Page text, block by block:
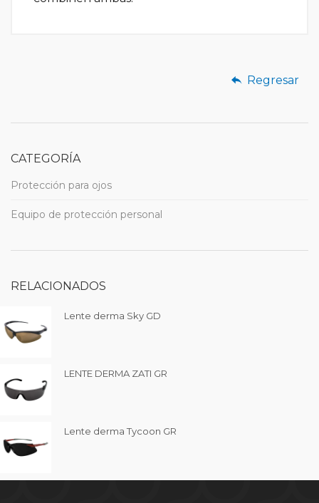
Regresar
CATEGORÍA
Protección para ojos
Equipo de protección personal
RELACIONADOS
Lente derma Sky GD
LENTE DERMA ZATI GR
Lente derma Tycoon GR